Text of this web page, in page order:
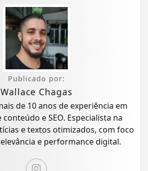
Publicado por:
Wallace Chagas
de 10 anos de experiência em
e SEO. Especialista na
e textos otimizados, com foco
e performance digital.